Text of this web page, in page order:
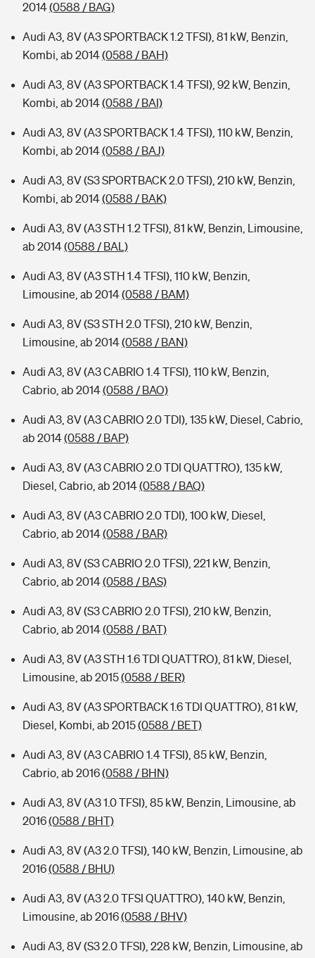
2014(0588 / BAG)
Audi A3, 8V (A3 SPORTBACK 1.2 TFSI), 81 kW, Benzin,
Kombi, ab 2014(0588 / BAH)
Audi A3, 8V (A3 SPORTBACK 1.4 TFSI), 92 kW, Benzin,
Kombi, ab 2014(0588 / BAI)
Audi A3, 8V (A3 SPORTBACK 1.4 TFSI), 110 kW, Benzin,
Kombi, ab 2014(0588 / BAJ)
Audi A3, 8V (S3 SPORTBACK 2.0 TFSI), 210 kW, Benzin,
Kombi, ab 2014(0588 / BAK)
Audi A3, 8V (A3 STH 1.2 TFSI), 81 kW, Benzin, Limousine,
ab 2014(0588 / BAL)
Audi A3, 8V (A3 STH 1.4 TFSI), 110 kW, Benzin,
Limousine, ab 2014(0588 / BAM)
Audi A3, 8V (S3 STH 2.0 TFSI), 210 kW, Benzin,
Limousine, ab 2014(0588 / BAN)
Audi A3, 8V (A3 CABRIO 1.4 TFSI), 110 kW, Benzin,
Cabrio, ab 2014(0588 / BAO)
Audi A3, 8V (A3 CABRIO 2.0 TDI), 135 kW, Diesel, Cabrio,
ab 2014(0588 / BAP)
Audi A3, 8V (A3 CABRIO 2.0 TDI QUATTRO), 135 kW,
Diesel, Cabrio, ab 2014(0588 / BAQ)
Audi A3, 8V (A3 CABRIO 2.0 TDI), 100 kW, Diesel,
Cabrio, ab 2014(0588 / BAR)
Audi A3, 8V (S3 CABRIO 2.0 TFSI), 221 kW, Benzin,
Cabrio, ab 2014(0588 / BAS)
Audi A3, 8V (S3 CABRIO 2.0 TFSI), 210 kW, Benzin,
Cabrio, ab 2014(0588 / BAT)
Audi A3, 8V (A3 STH 1.6 TDI QUATTRO), 81 kW, Diesel,
Limousine, ab 2015(0588 / BER)
Audi A3, 8V (A3 SPORTBACK 1.6 TDI QUATTRO), 81 kW,
Diesel, Kombi, ab 2015(0588 / BET)
Audi A3, 8V (A3 CABRIO 1.4 TFSI), 85 kW, Benzin,
Cabrio, ab 2016(0588 / BHN)
Audi A3, 8V (A3 1.0 TFSI), 85 kW, Benzin, Limousine, ab
2016(0588 / BHT)
Audi A3, 8V (A3 2.0 TFSI), 140 kW, Benzin, Limousine, ab
2016(0588 / BHU)
Audi A3, 8V (A3 2.0 TFSI QUATTRO), 140 kW, Benzin,
Limousine, ab 2016(0588 / BHV)
Audi A3, 8V (S3 2.0 TFSI), 228 kW, Benzin, Limousine, ab